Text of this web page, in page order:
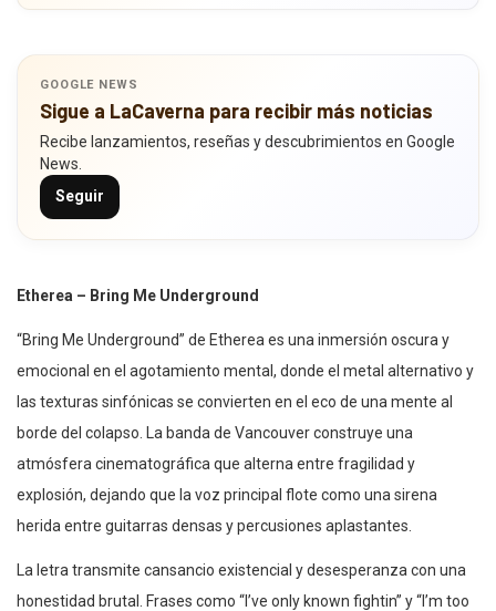
GOOGLE NEWS
Sigue a LaCaverna para recibir más noticias
Recibe lanzamientos, reseñas y descubrimientos en Google
News.
Seguir
Etherea – Bring Me Underground
“Bring Me Underground” de Etherea es una inmersión oscura y
emocional en el agotamiento mental, donde el metal alternativo y
las texturas sinfónicas se convierten en el eco de una mente al
borde del colapso. La banda de Vancouver construye una
atmósfera cinematográfica que alterna entre fragilidad y
explosión, dejando que la voz principal flote como una sirena
herida entre guitarras densas y percusiones aplastantes.
La letra transmite cansancio existencial y desesperanza con una
honestidad brutal. Frases como “I’ve only known fightin” y “I’m too